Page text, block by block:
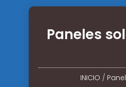
Paneles
INICIO /